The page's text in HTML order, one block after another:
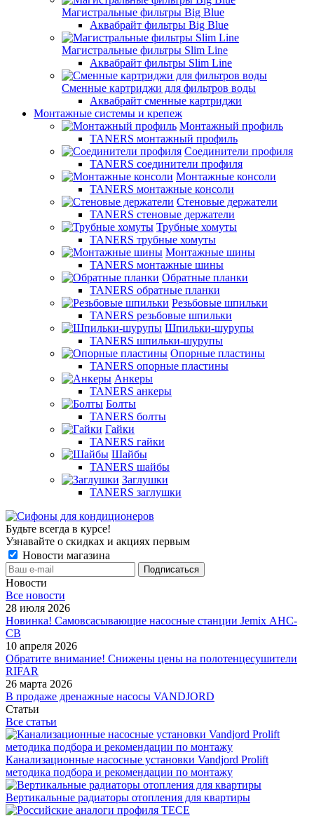
Магистральные фильтры Big Blue
Аквабрайт фильтры Big Blue
Магистральные фильтры Slim Line
Аквабрайт фильтры Slim Line
Сменные картриджи для фильтров воды
Аквабрайт сменные картриджи
Монтажные системы и крепеж
Монтажный профиль
TANERS монтажный профиль
Соединители профиля
TANERS соединители профиля
Монтажные консоли
TANERS монтажные консоли
Стеновые держатели
TANERS стеновые держатели
Трубные хомуты
TANERS трубные хомуты
Монтажные шины
TANERS монтажные шины
Обратные планки
TANERS обратные планки
Резьбовые шпильки
TANERS резьбовые шпильки
Шпильки-шурупы
TANERS шпильки-шурупы
Опорные пластины
TANERS опорные пластины
Анкеры
TANERS анкеры
Болты
TANERS болты
Гайки
TANERS гайки
Шайбы
TANERS шайбы
Заглушки
TANERS заглушки
Будьте всегда в курсе!
Узнавайте о скидках и акциях первым
Новости магазина
Новости
Все новости
28 июля 2026
Новинка! Самовсасывающие насосные станции Jemix АНС-
СВ
10 апреля 2026
Обратите внимание! Снижены цены на полотенцесушители
RIFAR
26 марта 2026
В продаже дренажные насосы VANDJORD
Статьи
Все статьи
Канализационные насосные установки Vandjord Prolift
методика подбора и рекомендации по монтажу
Вертикальные радиаторы отопления для квартиры